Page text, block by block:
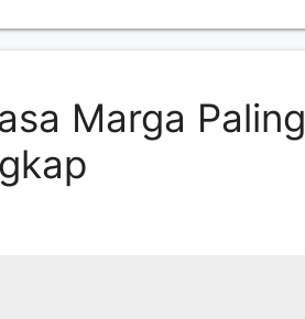
Marga Paling